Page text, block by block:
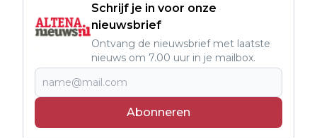
Schrijf je in voor onze
nieuwsbrief
Ontvang de nieuwsbrief met laatste
nieuws om 7.00 uur in je mailbox.
Abonneren